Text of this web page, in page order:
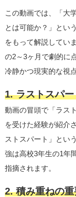
この動画では、「大
とは可能か？」とい
をもって解説してい
の2～3ヶ月で劇的に
冷静かつ現実的な視
1. ラストスパ
動画の冒頭で「ラス
を受けた経験が紹介
ストスパート」とい
強は高校3年生の1年
指摘されます。
2. 積み重ねの